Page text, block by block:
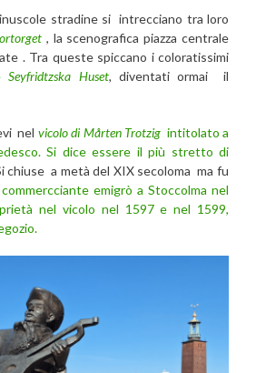
stradine si intrecciano tra loro
, la scenografica piazza centrale
. Tra queste spiccano i coloratissimi
Seyfridtzska Huset, diventati ormai il
nel vicolo di Mårten Trotzigintitolato a
Si dice essere il più stretto di
chiuse a metà del XIX secoloma ma fu
emigrò a Stoccolma nel
nel vicolo nel 1597 e nel 1599,